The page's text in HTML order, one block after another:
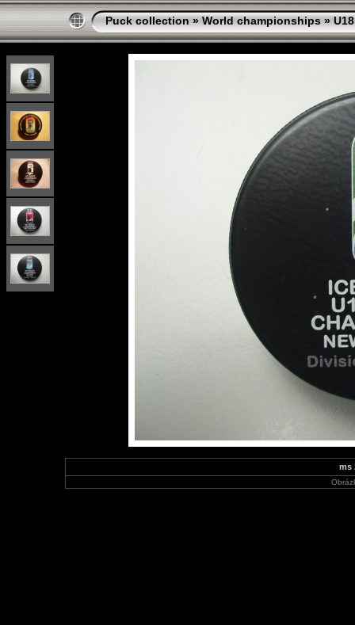
Puck collection » World championships » U18
ms